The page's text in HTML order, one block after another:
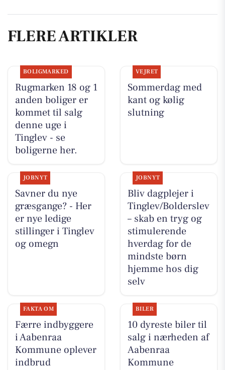
FLERE ARTIKLER
BOLIGMARKED
Rugmarken 18 og 1
anden boliger er
kommet til salg
denne uge i
Tinglev - se
boligerne her.
VEJRET
Sommerdag med
kant og kølig
slutning
JOBNYT
Savner du nye
græsgange? - Her
er nye ledige
stillinger i Tinglev
og omegn
JOBNYT
Bliv dagplejer i
Tinglev/Bolderslev
– skab en tryg og
stimulerende
hverdag for de
mindste børn
hjemme hos dig
selv
FAKTA OM
Færre indbyggere
i Aabenraa
Kommune oplever
indbrud
BILER
10 dyreste biler til
salg i nærheden af
Aabenraa
Kommune